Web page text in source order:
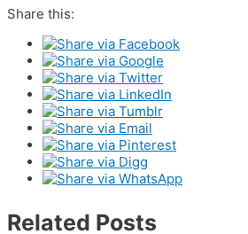
Share this:
Related Posts